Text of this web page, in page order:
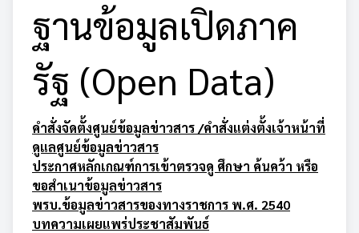
ฐานข้อมูลเปิดภาค
รัฐ (Open Data)
คำสั่งจัดตั้งศูนย์ข้อมูลข่าวสาร/คำสั่งแต่งตั้งเจ้าหน้าที่
ดูแลศูนย์ข้อมูลข่าวสาร
ประกาศหลักเกณฑ์การเข้าตรวจดู ศึกษา ค้นคว้า หรือ
ขอสำเนาข้อมูลข่าวสาร
พรบ.ข้อมูลข่าวสารของทางราชการ พ.ศ. 2540
บทความเผยแพร่ประชาสัมพันธ์